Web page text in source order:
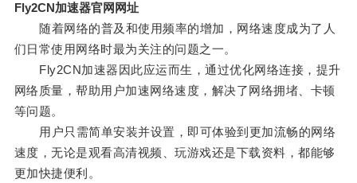
Fly2CN加速器官网网址
随着网络的普及和使用频率的增加，网络速度成为了人
们日常使用网络时最为关注的问题之一。
Fly2CN加速器因此应运而生，通过优化网络连接，提升
网络质量，帮助用户加速网络速度，解决了网络拥堵、卡顿
等问题。
用户只需简单安装并设置，即可体验到更加流畅的网络
速度，无论是观看高清视频、玩游戏还是下载资料，都能够
更加快捷便利。